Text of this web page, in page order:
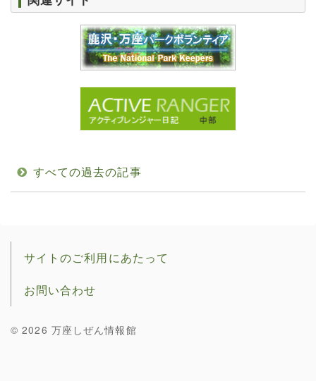
すべての過去の記事
サイトのご利用にあたって
お問い合わせ
© 2026 万座しぜん情報館